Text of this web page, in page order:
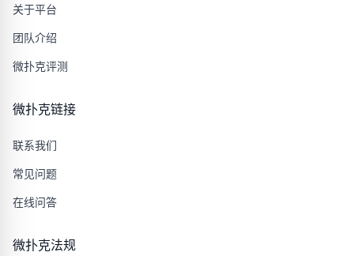
关于平台
团队介绍
微扑克评测
微扑克链接
联系我们
常见问题
在线问答
微扑克法规